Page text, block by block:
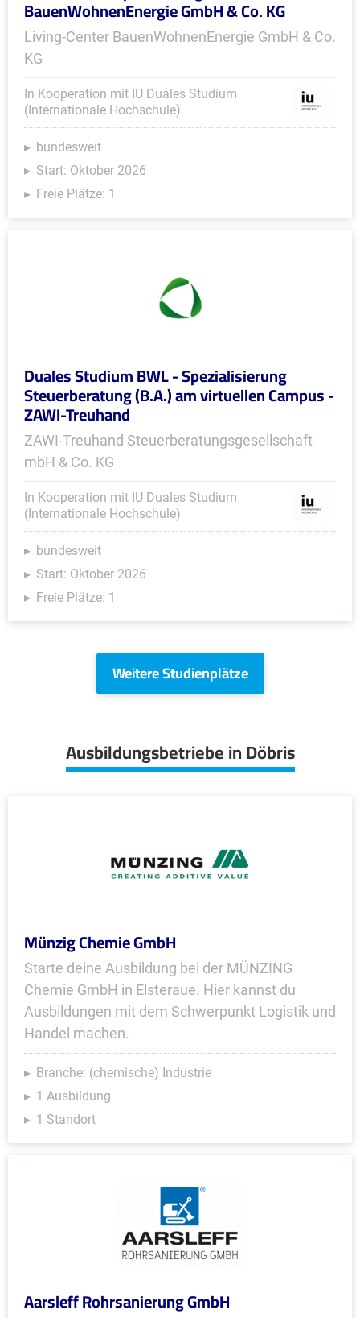
BauenWohnenEnergie GmbH & Co. KG
Living-Center BauenWohnenEnergie GmbH & Co.
KG
In Kooperation mit IU Duales Studium
(Internationale Hochschule)
bundesweit
Start: Oktober 2026
Freie Plätze: 1
Duales Studium BWL - Spezialisierung
Steuerberatung (B.A.) am virtuellen Campus -
ZAWI-Treuhand
ZAWI-Treuhand Steuerberatungsgesellschaft
mbH & Co. KG
In Kooperation mit IU Duales Studium
(Internationale Hochschule)
bundesweit
Start: Oktober 2026
Freie Plätze: 1
Weitere Studienplätze
Ausbildungsbetriebe in Döbris
Münzig Chemie GmbH
Starte deine Ausbildung bei der MÜNZING
Chemie GmbH in Elsteraue. Hier kannst du
Ausbildungen mit dem Schwerpunkt Logistik und
Handel machen.
Branche: (chemische) Industrie
1 Ausbildung
1 Standort
Aarsleff Rohrsanierung GmbH